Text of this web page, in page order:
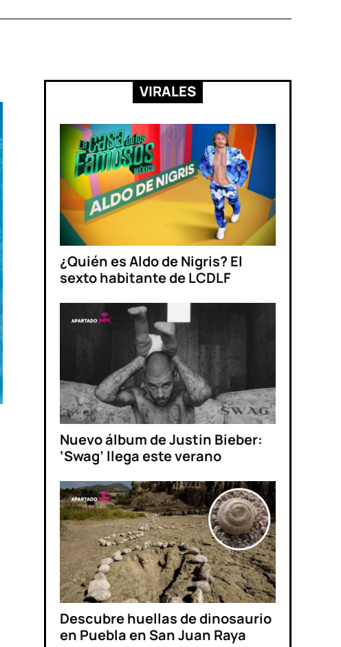
VIRALES
¿Quién es Aldo de Nigris? El
sexto habitante de LCDLF
Nuevo álbum de Justin Bieber:
‘Swag’ llega este verano
Descubre huellas de dinosaurio
en Puebla en San Juan Raya